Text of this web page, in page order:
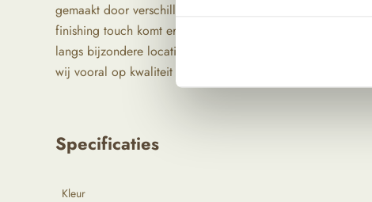
gemaakt door verschillende families. De vazen worden
finishing touch komt er een prachtige glazuurlaag
langs bijzondere locaties om de mooiste items op te
wij vooral op kwaliteit en oorsprong.
Specificaties
Kleur